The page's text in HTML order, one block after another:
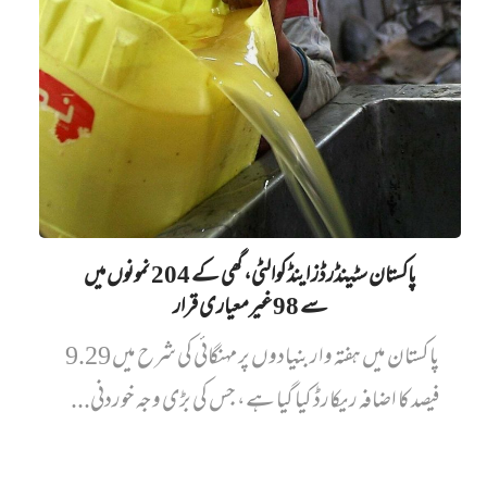
پاکستان سٹینڈرڈز اینڈ کوالٹی، گھی کے 204 نمونوں میں‌
سے 98 غیرمعیاری قرار
پاکستان میں ہفتہ وار بنیادوں پر مہنگائی کی شرح میں 9.29
فیصد کا اضافہ ریکارڈ کیا گیا ہے، جس کی بڑی وجہ خوردنی...